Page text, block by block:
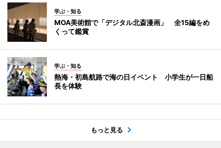
学ぶ・知る
MOA美術館で「デジタル北斎漫画」 全15編をめ
くって鑑賞
学ぶ・知る
熱海・初島航路で海の日イベント 小学生が一日船
長を体験
もっと見る